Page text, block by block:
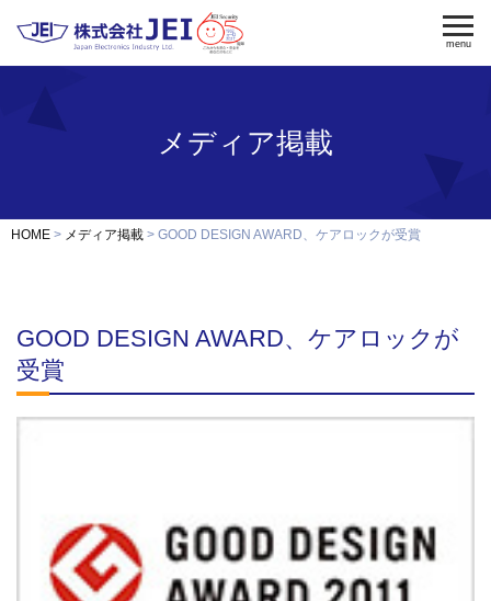
会社案内 求人採用
電気錠制御盤 入退室管理
menu
メディア掲載
HOME メディア掲載 GOOD DESIGN AWARD、ケアロックが受賞
GOOD DESIGN AWARD、ケアロックが
受賞